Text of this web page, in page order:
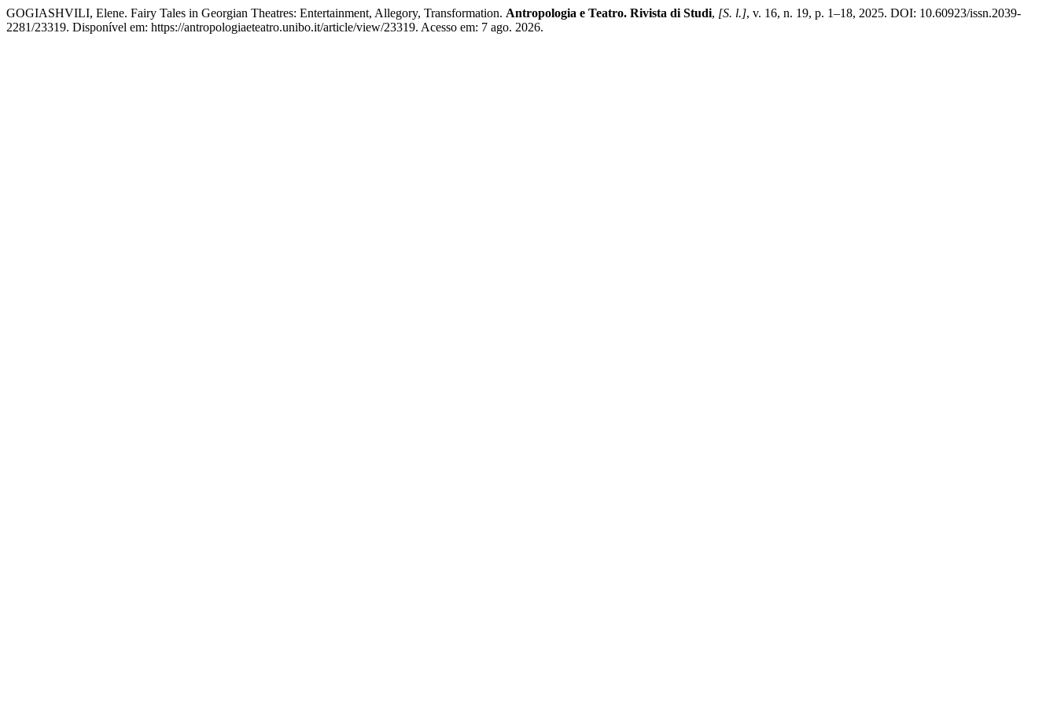
GOGIASHVILI, Elene. Fairy Tales in Georgian Theatres: Entertainment, Allegory, Transformation. Antropologia e Teatro. Rivista di Studi, [S. l.], v. 16, n. 19, p. 1–18, 2025. DOI: 10.60923/issn.2039-
2281/23319. Disponível em: https://antropologiaeteatro.unibo.it/article/view/23319. Acesso em: 7 ago. 2026.